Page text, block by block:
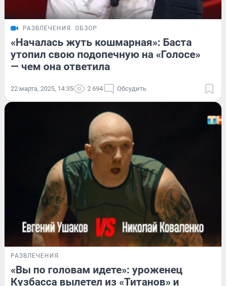
РАЗВЛЕЧЕНИЯ ОБЗОР
«Началась жуть кошмарная»: Баста
утопил свою подопечную на «Голосе»
— чем она ответила
22 марта, 2025, 14:35 2 694 Обсудить
РАЗВЛЕЧЕНИЯ
«Вы по головам идете»: уроженец
Кузбасса вылетел из «Титанов» и